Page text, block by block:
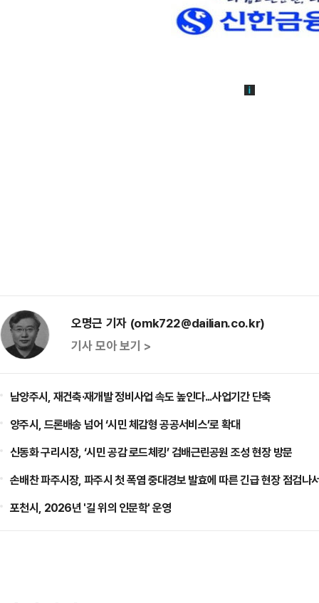
오명근 기자 (omk722@dailian.co.kr)
기사 모아 보기 >
남양주시, 재건축·재개발 정비사업 속도 높인다...사업기간 단축
양주시, 드론배송 넘어 ‘시민 체감형 공공서비스’로 확대
신동화 구리시장, ‘시민 공감 로드체킹’ 검배근린공원 조성 현장 방문
손배찬 파주시장, 파주시 첫 폭염 중대경보 발효에 따른 긴급 현장 점검나
포천시, 2026년 '길 위의 인문학' 운영